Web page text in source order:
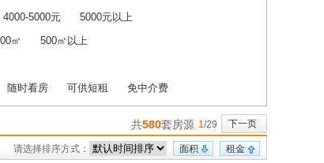
4000-5000元
5000元以上
㎡
500㎡以上
随时看房 可供短租 免中介费
下一页
1/29
共580套房源
租金
面积
请选择排序方式：